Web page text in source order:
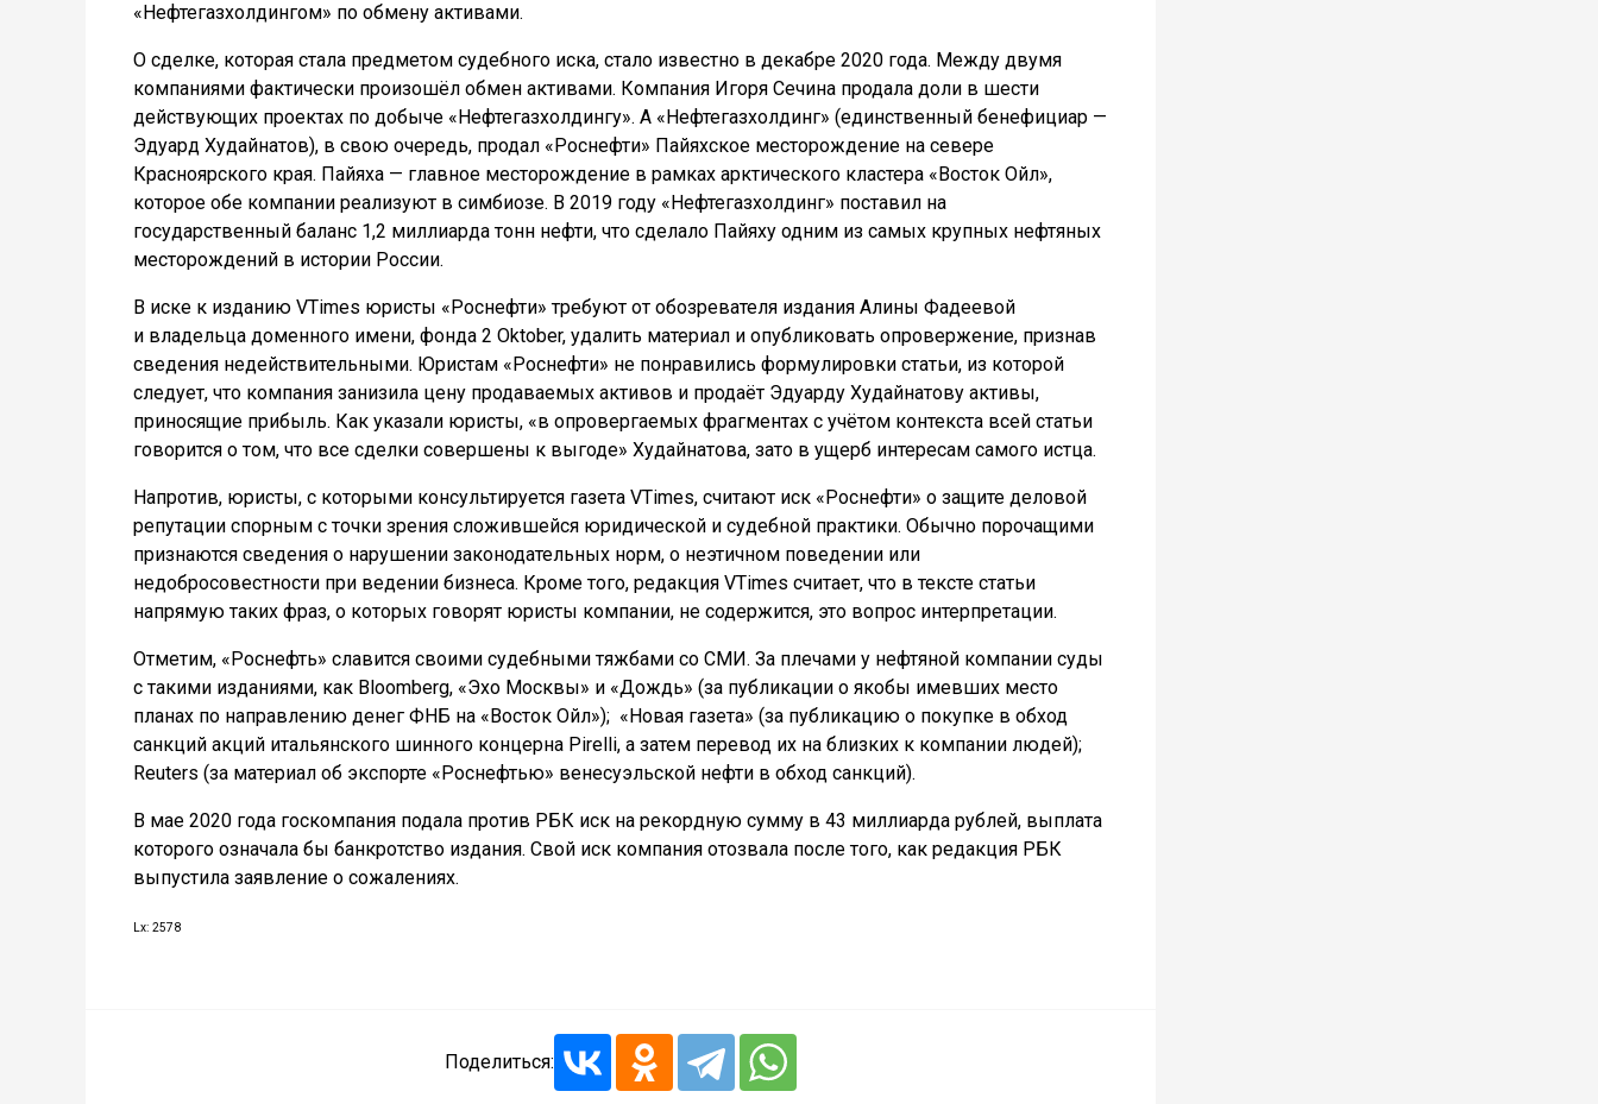
«Нефтегазхолдингом» по обмену активами.
О сделке, которая стала предметом судебного иска, стало известно в декабре 2020 года. Между двумя
компаниями фактически произошёл обмен активами. Компания Игоря Сечина продала доли в шести
действующих проектах по добыче «Нефтегазхолдингу». А «Нефтегазхолдинг» (единственный бенефициар —
Эдуард Худайнатов), в свою очередь, продал «Роснефти» Пайяхское месторождение на севере
Красноярского края. Пайяха — главное месторождение в рамках арктического кластера «Восток Ойл»,
которое обе компании реализуют в симбиозе. В 2019 году «Нефтегазхолдинг» поставил на
государственный баланс 1,2 миллиарда тонн нефти, что сделало Пайяху одним из самых крупных нефтяных
месторождений в истории России.
В иске к изданию VTimes юристы «Роснефти» требуют от обозревателя издания Алины Фадеевой
и владельца доменного имени, фонда 2 Oktober, удалить материал и опубликовать опровержение, признав
сведения недействительными. Юристам «Роснефти» не понравились формулировки статьи, из которой
следует, что компания занизила цену продаваемых активов и продаёт Эдуарду Худайнатову активы,
приносящие прибыль. Как указали юристы, «в опровергаемых фрагментах с учётом контекста всей статьи
говорится о том, что все сделки совершены к выгоде» Худайнатова, зато в ущерб интересам самого истца.
Напротив, юристы, с которыми консультируется газета VTimes, считают иск «Роснефти» о защите деловой
репутации спорным с точки зрения сложившейся юридической и судебной практики. Обычно порочащими
признаются сведения о нарушении законодательных норм, о неэтичном поведении или
недобросовестности при ведении бизнеса. Кроме того, редакция VTimes считает, что в тексте статьи
напрямую таких фраз, о которых говорят юристы компании, не содержится, это вопрос интерпретации.
Отметим, «Роснефть» славится своими судебными тяжбами со СМИ. За плечами у нефтяной компании суды
с такими изданиями, как Bloomberg, «Эхо Москвы» и «Дождь» (за публикации о якобы имевших место
планах по направлению денег ФНБ на «Восток Ойл»); «Новая газета» (за публикацию о покупке в обход
санкций акций итальянского шинного концерна Pirelli, а затем перевод их на близких к компании людей);
Reuters (за материал об экспорте «Роснефтью» венесуэльской нефти в обход санкций).
В мае 2020 года госкомпания подала против РБК иск на рекордную сумму в 43 миллиарда рублей, выплата
которого означала бы банкротство издания. Свой иск компания отозвала после того, как редакция РБК
выпустила заявление о сожалениях.
Lx: 2578
Поделиться: